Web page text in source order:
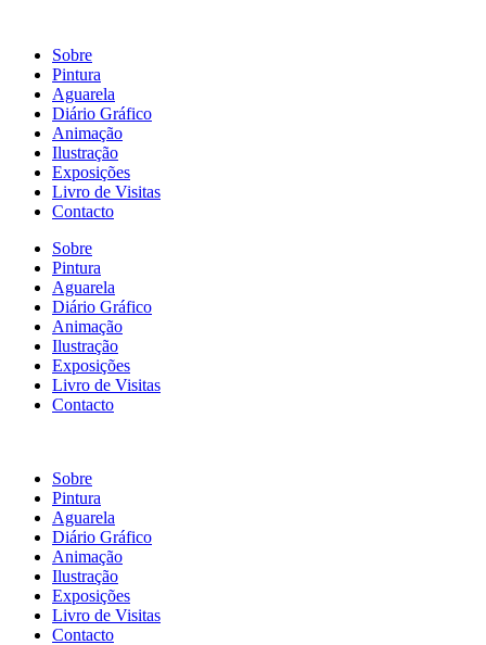
Sobre
Pintura
Aguarela
Diário Gráfico
Animação
Ilustração
Exposições
Livro de Visitas
Contacto
Sobre
Pintura
Aguarela
Diário Gráfico
Animação
Ilustração
Exposições
Livro de Visitas
Contacto
Sobre
Pintura
Aguarela
Diário Gráfico
Animação
Ilustração
Exposições
Livro de Visitas
Contacto